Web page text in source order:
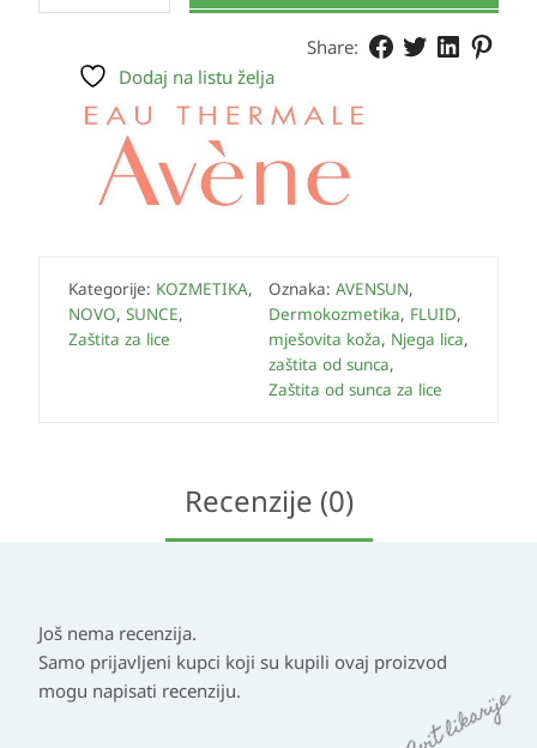
Share:
Dodaj na listu želja
Kategorije: KOZMETIKA,
NOVO, SUNCE,
Zaštita za lice
Oznaka: AVENSUN,
Dermokozmetika, FLUID,
mješovita koža, Njega lica,
zaštita od sunca,
Zaštita od sunca za lice
Recenzije (0)
Još nema recenzija.
Samo prijavljeni kupci koji su kupili ovaj proizvod
mogu napisati recenziju.